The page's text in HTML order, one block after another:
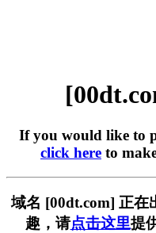
If you would like to
click here to
域名 [00dt.com] 正在
趣，请点击这里提